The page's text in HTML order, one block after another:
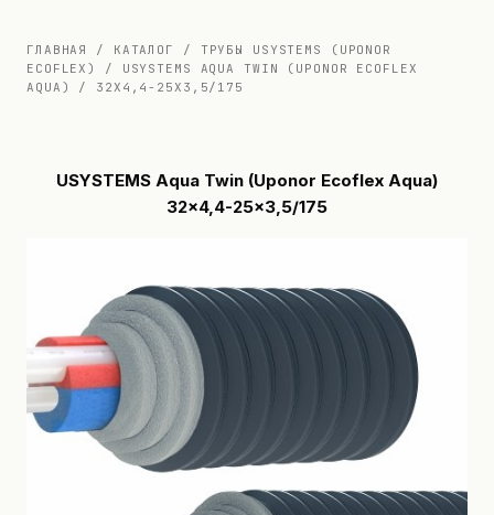
ГЛАВНАЯ / КАТАЛОГ / ТРУБЫ USYSTEMS (UPONOR
ECOFLEX)
/ USYSTEMS AQUA TWIN (UPONOR ECOFLEX
AQUA)
/ 32X4,4-25X3,5/175
USYSTEMS Aqua Twin (Uponor Ecoflex Aqua)
32x4,4-25x3,5/175